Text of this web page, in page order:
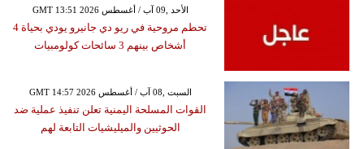
GMT 13:51 2026 الأحد ,09 آب / أغسطس
تحطم مروحية في ريو دي جانيرو يودي بحياة 4
أشخاص بينهم 3 سائحات كولومبيات
GMT 14:57 2026 السبت ,08 آب / أغسطس
القوات المسلحة اليمنية تعلن تنفيذ عملية ضد
الحوثيين والميليشيات التابعة لهم